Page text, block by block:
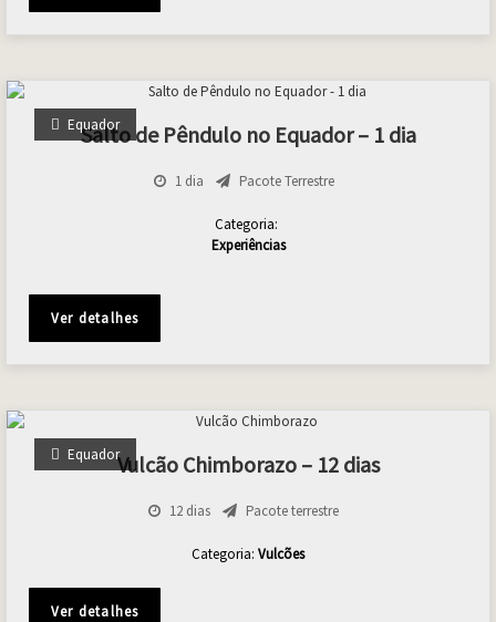
Equador
Salto de Pêndulo no Equador – 1 dia
1 dia Pacote Terrestre
Categoria:
Experiências
Ver detalhes
EquadorVulcão Chimborazo – 12 dias
12 dias Pacote terrestre
Categoria: Vulcões
Ver detalhes